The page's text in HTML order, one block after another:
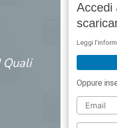
Corsi
Chi
Quali
Accedi
Leggi
Oppure